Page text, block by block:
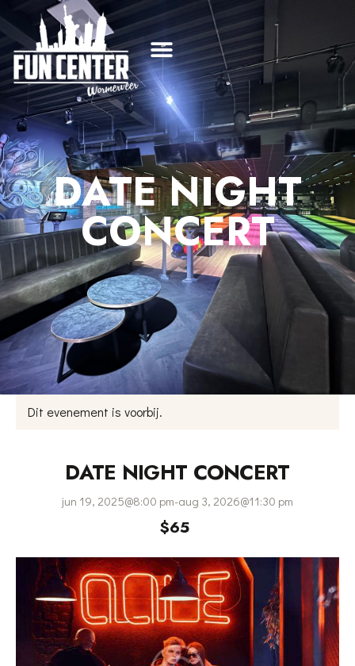
DATE NIGHT
CONCERT
Dit evenement is voorbij.
DATE NIGHT CONCERT
jun 19, 2025@8:00 pm-aug 3, 2026@11:30 pm
$65